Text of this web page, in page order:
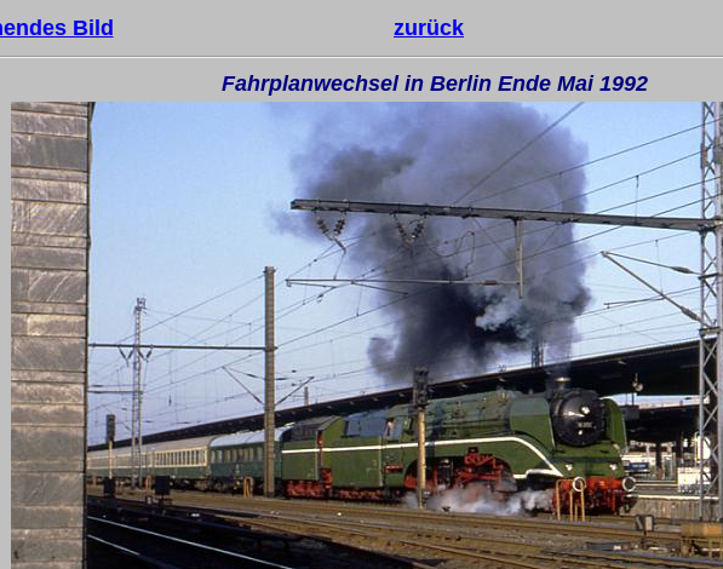
Bild zurück
Fahrplanwechsel in Berlin Ende Mai 1992